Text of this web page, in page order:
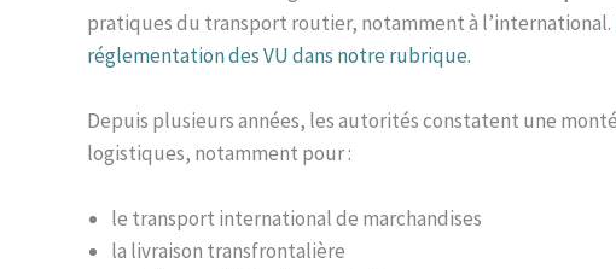
pratiques du transport routier, notamment à l’international.
réglementation des VU dans notre rubrique.
Depuis plusieurs années, les autorités constatent une
logistiques, notamment pour :
le transport international de marchandises
la livraison transfrontalière